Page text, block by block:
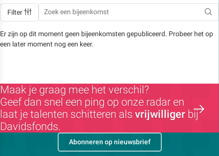
Filter
Er zijn op dit moment geen bijeenkomsten gepubliceerd. Probeer het op
een later moment nog een keer.
Maak je graag mee het verschil?
Geef dan snel een ping op onze radar en
laat je talenten schitteren als vrijwilliger bij
Davidsfonds.
Abonneren op nieuwsbrief